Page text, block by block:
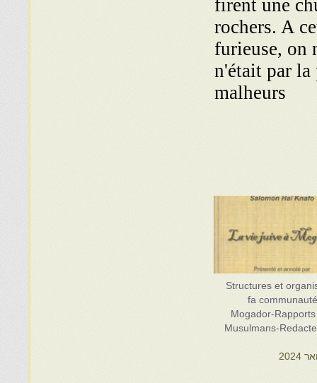
firent une
rochers. A
furieuse, on
n'était par la
malheurs
Structures et
fa
Mogador-
Musulmans-